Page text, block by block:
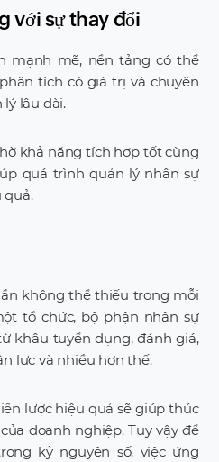
với sự thay đổi
mạnh mẽ, nền tảng có thể
tích có giá trị và chuyên
lâu dài.
khả năng tích hợp tốt cùng
quá trình quản lý nhân sự
quả.
không thể thiếu trong mỗi
tổ chức, bộ phận nhân sự
khâu tuyển dụng, đánh giá,
lực và nhiều hơn thế.
lược hiệu quả sẽ giúp thúc
doanh nghiệp. Tuy vậy để
kỷ nguyên số, việc ứng